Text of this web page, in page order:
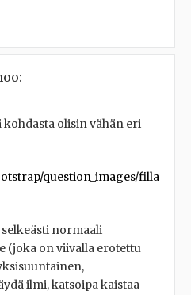
olisin vähän eri
question_images/filla
normaali
(joka on viivalla erotettu
ilmi, katsoipa kaistaa